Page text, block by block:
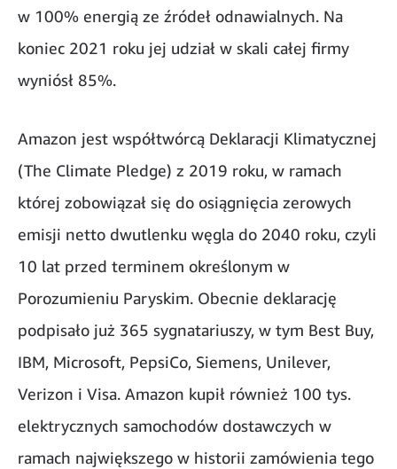
w 100% energią ze źródeł odnawialnych. Na
koniec 2021 roku jej udział w skali całej firmy
wyniósł 85%.
Amazon jest współtwórcą Deklaracji Klimatycznej
(The Climate Pledge) z 2019 roku, w ramach
której zobowiązał się do osiągnięcia zerowych
emisji netto dwutlenku węgla do 2040 roku, czyli
10 lat przed terminem określonym w
Porozumieniu Paryskim. Obecnie deklarację
podpisało już 365 sygnatariuszy, w tym Best Buy,
IBM, Microsoft, PepsiCo, Siemens, Unilever,
Verizon i Visa. Amazon kupił również 100 tys.
elektrycznych samochodów dostawczych w
ramach największego w historii zamówienia tego